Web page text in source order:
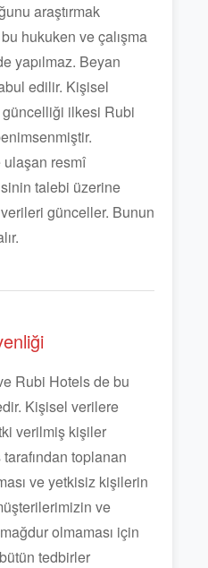
araştırmak
hukuken ve çalışma
yapılmaz. Beyan
edilir. Kişisel
ilkesi Rubi
resmî
talebi üzerine
günceller. Bunun
Rubi Hotels de bu
Kişisel verilere
verilmiş kişiler
toplanan
ve yetkisiz kişilerin
ve
olmaması için
tedbirler